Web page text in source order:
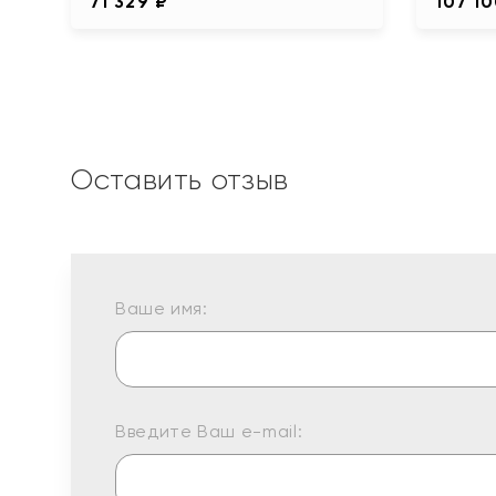
Оставить отзыв
Ваше имя:
Введите Ваш e-mail: